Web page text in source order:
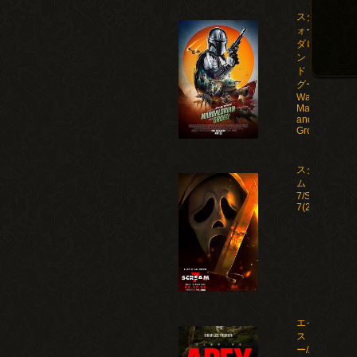
スター・ウ
ォーズ マン
ダロリア
ン・アン
ド・グロー
グー/Star
Wars: The
Mandalorian
and
Grogu(2026)
スクリー
ム
7/Scream
7(2026)
エイペック
ス・プレデタ
ー/